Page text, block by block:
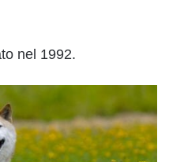
nel 1992.